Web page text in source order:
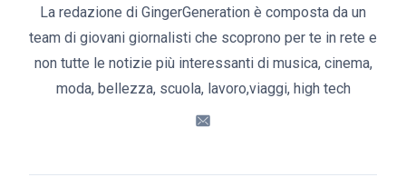
La redazione di GingerGeneration è composta da un
team di giovani giornalisti che scoprono per te in rete e
non tutte le notizie più interessanti di musica, cinema,
moda, bellezza, scuola, lavoro,viaggi, high tech